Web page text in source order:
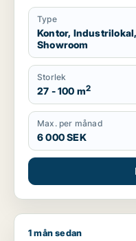
Type
Kontor,
Showroom
Storlek
27 - 100 m2
Max. per månad
6 000 SEK
Samar söker lager,
1 mån sedan